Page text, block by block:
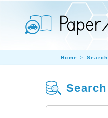
Home Search
Search